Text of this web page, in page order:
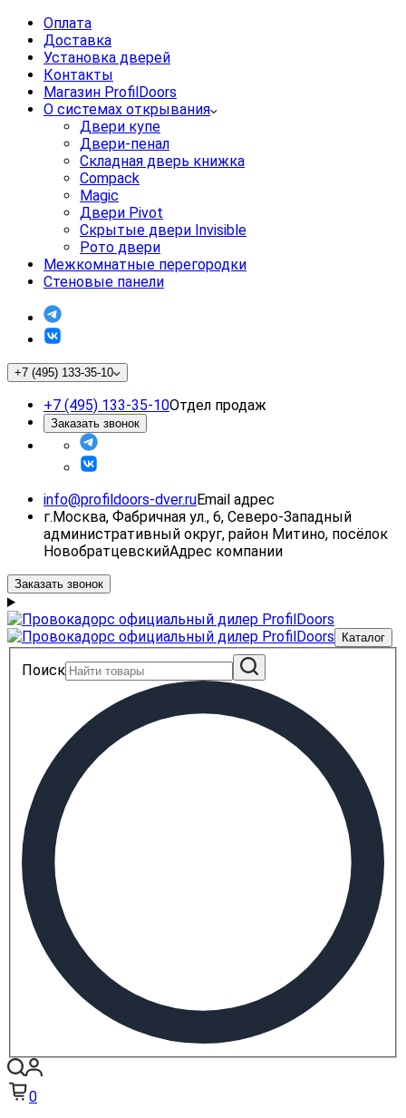
Оплата
Доставка
Установка дверей
Контакты
Магазин ProfilDoors
О системах открывания
Двери купе
Двери-пенал
Складная дверь книжка
Compack
Magic
Двери Pivot
Скрытые двери Invisible
Рото двери
Межкомнатные перегородки
Стеновые панели
+7 (495) 133-35-10
+7 (495) 133-35-10Отдел продаж
Заказать звонок
info@profildoors-dver.ruEmail адрес
г.Москва, Фабричная ул., 6, Северо-Западный
административный округ, район Митино, посёлок
НовобратцевскийАдрес компании
Заказать звонок
Каталог
Поиск
0